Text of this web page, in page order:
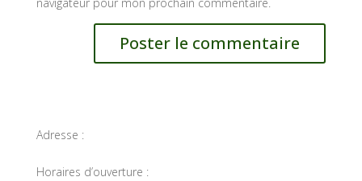
Adresse :
Horaires d’ouverture :